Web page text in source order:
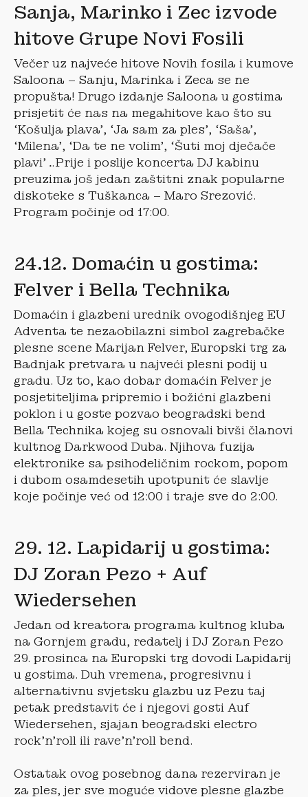
Sanja, Marinko i Zec izvode
hitove Grupe Novi Fosili
Večer uz najveće hitove Novih fosila i kumove
Saloona – Sanju, Marinka i Zeca se ne
propušta! Drugo izdanje Saloona u gostima
prisjetit će nas na megahitove kao što su
‘Košulja plava’, ‘Ja sam za ples’, ‘Saša’,
‘Milena’, ‘Da te ne volim’, ‘Šuti moj dječače
plavi’…Prije i poslije koncerta DJ kabinu
preuzima još jedan zaštitni znak popularne
diskoteke s Tuškanca – Maro Srezović.
Program počinje od 17:00.
24.12. Domaćin u gostima:
Felver i Bella Technika
Domaćin i glazbeni urednik ovogodišnjeg EU
Adventa te nezaobilazni simbol zagrebačke
plesne scene Marijan Felver, Europski trg za
Badnjak pretvara u najveći plesni podij u
gradu. Uz to, kao dobar domaćin Felver je
posjetiteljima pripremio i božićni glazbeni
poklon i u goste pozvao beogradski bend
Bella Technika kojeg su osnovali bivši članovi
kultnog Darkwood Duba. Njihova fuzija
elektronike sa psihodeličnim rockom, popom
i dubom osamdesetih upotpunit će slavlje
koje počinje već od 12:00 i traje sve do 2:00.
29. 12. Lapidarij u gostima:
DJ Zoran Pezo + Auf
Wiedersehen
Jedan od kreatora programa kultnog kluba
na Gornjem gradu, redatelj i DJ Zoran Pezo
29. prosinca na Europski trg dovodi Lapidarij
u gostima. Duh vremena, progresivnu i
alternativnu svjetsku glazbu uz Pezu taj
petak predstavit će i njegovi gosti Auf
Wiedersehen, sjajan beogradski electro
rock’n’roll ili rave’n’roll bend.
Ostatak ovog posebnog dana rezerviran je
za ples, jer sve moguće vidove plesne glazbe